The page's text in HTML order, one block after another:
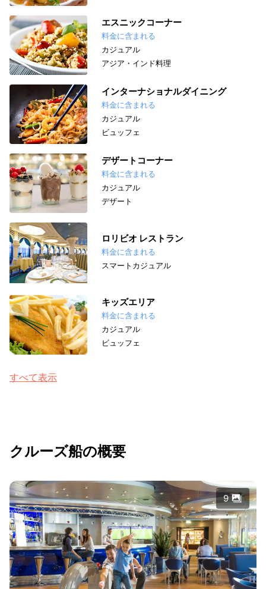
エスニックコーナー
料金に含まれる
カジュアル
アジア・インド料理
インターナショナルダイニング
料金に含まれる
カジュアル
ビュッフェ
デザートコーナー
料金に含まれる
カジュアル
デザート
ロリビオ レストラン
料金に含まれる
スマートカジュアル
キッズエリア
料金に含まれる
カジュアル
ビュッフェ
すべて表示
クルーズ船の概要
9